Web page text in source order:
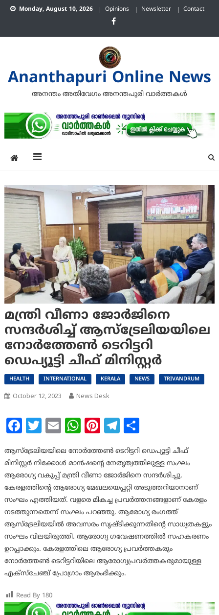
Skip
Monday, August 10, 2026 Opinions Newsletter Contact
Ananthapuri Online News
അനന്തം അതിവേഗം അനന്തപുരി വാര്‍ത്തകള്‍
മന്ത്രി വീണാ ജോര്‍ജിനെ
സന്ദര്‍ശിച്ച് ആസ്‌ട്രേലിയയിലെ
നോര്‍ത്തേണ്‍ ടെറിട്ടറി
ഡെപ്യൂട്ടി ചീഫ് മിനിസ്റ്റര്‍
HEALTH INTERNATIONAL KERALA NEWS TRIVANDRUM
October 12, 2023 News Desk
Facebook
Twitter
EmailWhatsApp
Pinterest
Telegram
Share
ആസ്‌ട്രേലിയയിലെ നോര്‍ത്തേണ്‍ ടെറിട്ടറി ഡെപ്യൂട്ടി ചീഫ്
മിനിസ്റ്റര്‍ നിക്കോള്‍ മാന്‍ഷന്റെ നേതൃത്വത്തിലുള്ള സംഘം
ആരോഗ്യ വകുപ്പ് മന്ത്രി വീണാ ജോര്‍ജിനെ സന്ദര്‍ശിച്ചു.
കേരളത്തിന്റെ ആരോഗ്യ മേഖലയെപ്പറ്റി അടുത്തറിയാനാണ്
സംഘം എത്തിയത്. വളരെ മികച്ച പ്രവര്‍ത്തനങ്ങളാണ് കേരളം
നടത്തുന്നതെന്ന് സംഘം പറഞ്ഞു. ആരോഗ്യ രംഗത്ത്
ആസ്‌ട്രേലിയയില്‍ അവസരം സൃഷ്ടിക്കുന്നതിന്റെ സാധ്യതകളും
സംഘം വിലയിരുത്തി. ആരോഗ്യ ഗവേഷണത്തില്‍ സഹകരണം
ഉറപ്പാക്കും. കേരളത്തിലെ ആരോഗ്യ പ്രവര്‍ത്തകരും
നോര്‍ത്തേണ്‍ ടെറിട്ടറിയിലെ ആരോഗ്യപ്രവര്‍ത്തകരുമായുള്ള
എക്‌സ്‌ചേഞ്ച് പ്രോഗ്രാം ആരംഭിക്കും.
Read By 180